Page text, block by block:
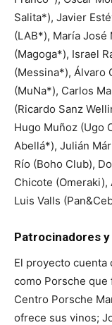
Salita*), Javier
(LAB*), María
(Magoga*), Israel
(Messina*), Álvaro
(MuNa*), Carlos
(Ricardo Sanz
Hugo Muñoz (Ugo
Abellá*), Julián
Río (Boho Club),
Chicote
Luis Valls
Patrocinadores
El proyecto cuenta
como Porsche que
Centro Porsche
ofrece sus vinos;